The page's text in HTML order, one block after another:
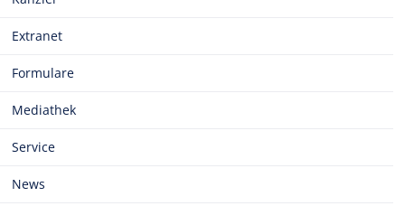
Extranet
Formulare
Mediathek
Service
News